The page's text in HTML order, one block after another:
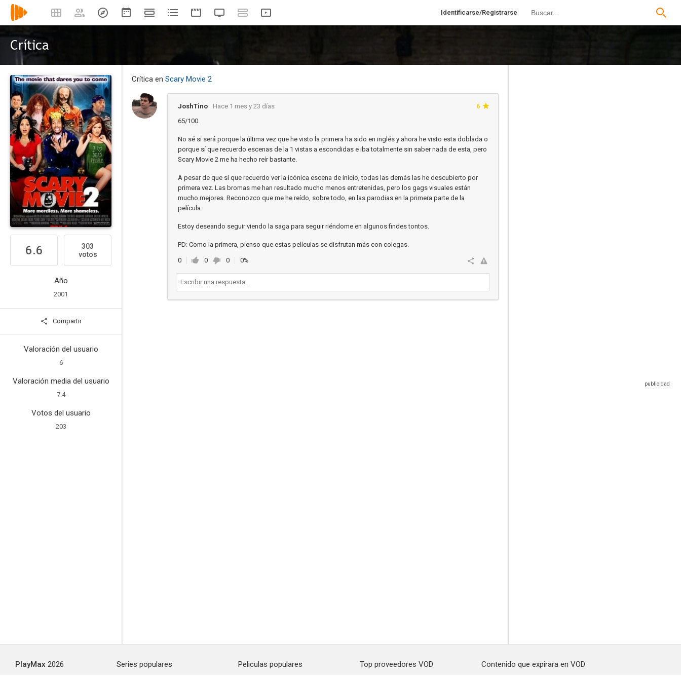
Identificarse/Registrarse
Crítica
6.6
303
votos
Año
2001
Compartir
Valoración del usuario
6
Valoración media del usuario
7.4
Votos del usuario
203
Crítica en Scary Movie 2
JoshTino Hace 1 mes y 23 días
6
65/100.
No sé si será porque la última vez que he visto la primera ha sido en inglés y ahora he visto esta doblada o
porque sí que recuerdo escenas de la 1 vistas a escondidas e iba totalmente sin saber nada de esta, pero
Scary Movie 2 me ha hecho reír bastante.
A pesar de que sí que recuerdo ver la icónica escena de inicio, todas las demás las he descubierto por
primera vez. Las bromas me han resultado mucho menos entretenidas, pero los gags visuales están
mucho mejores. Reconozco que me he reído, sobre todo, en las parodias en la primera parte de la
película.
Estoy deseando seguir viendo la saga para seguir riéndome en algunos findes tontos.
PD: Como la primera, pienso que estas películas se disfrutan más con colegas.
0 0 0 0%
PlayMax 2026
Series populares
Peliculas populares
Top proveedores VOD
Contenido que expirara en VOD